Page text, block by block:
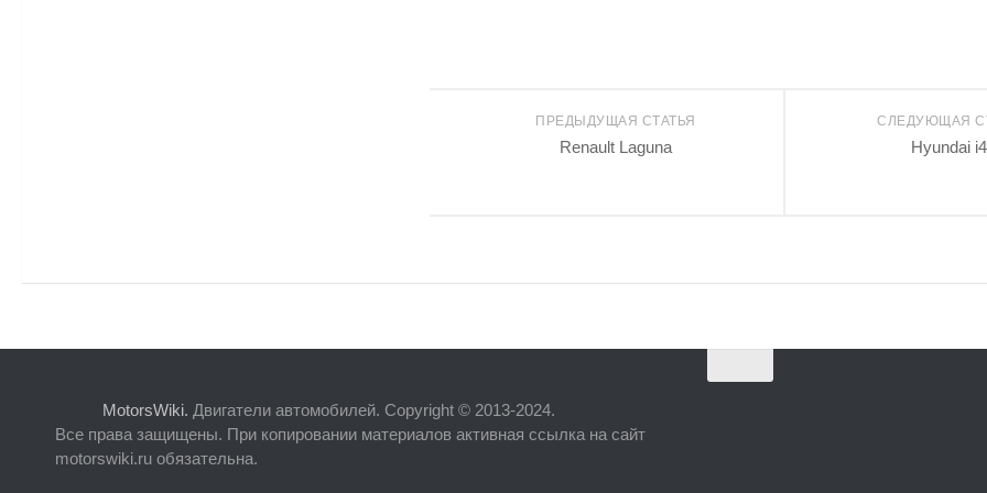
СЛЕДУЮЩАЯ
Hyundai
ПРЕДЫДУЩАЯ СТАТЬЯ
Renault Laguna
MotorsWiki. Двигатели автомобилей. Copyright © 2013-2024.
Все права защищены. При копировании материалов активная ссылка на сайт
motorswiki.ru обязательна.